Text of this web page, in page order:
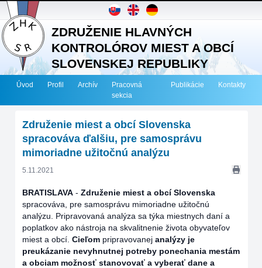
ZDRUŽENIE HLAVNÝCH
KONTROLÓROV MIEST A OBCÍ
SLOVENSKEJ REPUBLIKY
Úvod Profil Archív
Pracovná
sekcia
Publikácie Kontakty
Združenie miest a obcí Slovenska
spracováva ďalšiu, pre samosprávu
mimoriadne užitočnú analýzu
5.11.2021
BRATISLAVA - Združenie miest a obcí Slovenska
spracováva, pre samosprávu mimoriadne užitočnú
analýzu. Pripravovaná analýza sa týka miestnych daní a
poplatkov ako nástroja na skvalitnenie života obyvateľov
miest a obcí. Cieľom pripravovanej analýzy je
preukázanie nevyhnutnej potreby ponechania mestám
a obciam možnosť stanovovať a vyberať dane a